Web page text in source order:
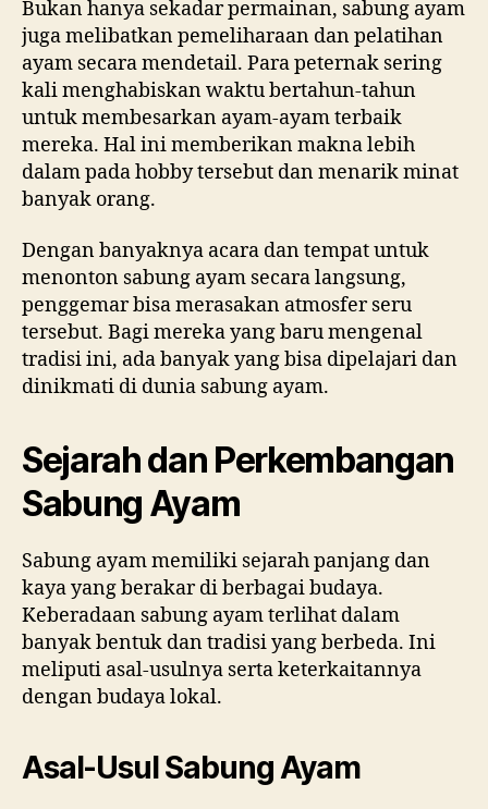
Bukan hanya sekadar permainan, sabung ayam
juga melibatkan pemeliharaan dan pelatihan
ayam secara mendetail. Para peternak sering
kali menghabiskan waktu bertahun-tahun
untuk membesarkan ayam-ayam terbaik
mereka. Hal ini memberikan makna lebih
dalam pada hobby tersebut dan menarik minat
banyak orang.
Dengan banyaknya acara dan tempat untuk
menonton sabung ayam secara langsung,
penggemar bisa merasakan atmosfer seru
tersebut. Bagi mereka yang baru mengenal
tradisi ini, ada banyak yang bisa dipelajari dan
dinikmati di dunia sabung ayam.
Sejarah dan Perkembangan
Sabung Ayam
Sabung ayam memiliki sejarah panjang dan
kaya yang berakar di berbagai budaya.
Keberadaan sabung ayam terlihat dalam
banyak bentuk dan tradisi yang berbeda. Ini
meliputi asal-usulnya serta keterkaitannya
dengan budaya lokal.
Asal-Usul Sabung Ayam